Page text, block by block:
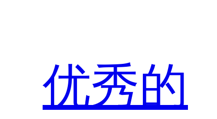
优秀的